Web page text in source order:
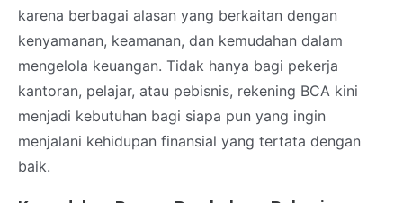
karena berbagai alasan yang berkaitan dengan
kenyamanan, keamanan, dan kemudahan dalam
mengelola keuangan. Tidak hanya bagi pekerja
kantoran, pelajar, atau pebisnis, rekening BCA kini
menjadi kebutuhan bagi siapa pun yang ingin
menjalani kehidupan finansial yang tertata dengan
baik.